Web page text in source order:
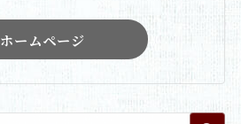
ホームページ